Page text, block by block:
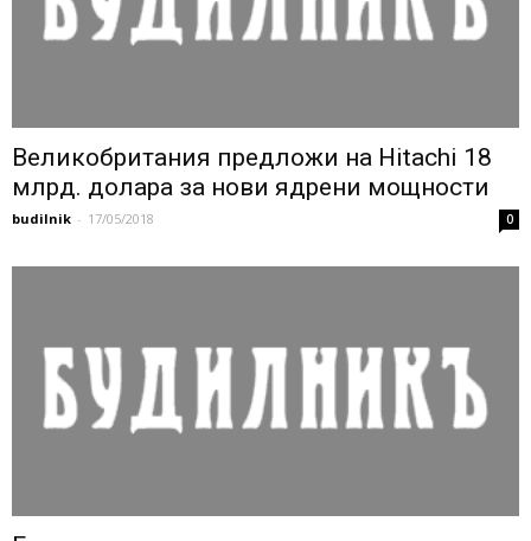
Великобритания предложи на Hitachi 18
млрд. долара за нови ядрени мощности
budilnik - 17/05/2018 0